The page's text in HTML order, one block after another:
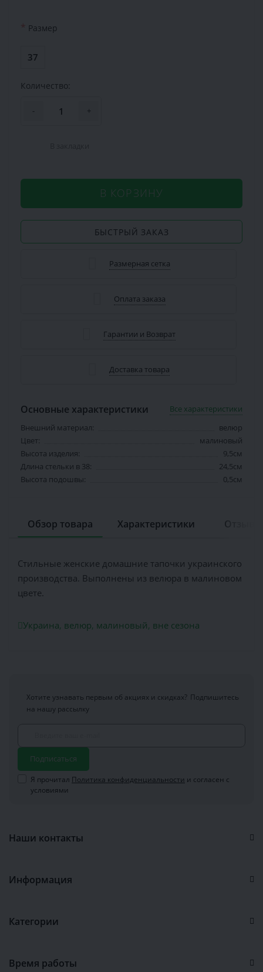
* Размер
37
Количество:
- +
В КОРЗИНУ
БЫСТРЫЙ ЗАКАЗ
Размерная сетка
Оплата заказа
Гарантии и Возврат
Доставка товара
Основные характеристики
Все характеристики
Внешний материал:
велюр
Цвет:
малиновый
Высота изделия:
9,5см
Длина стельки в 38:
24,5см
Высота подошвы:
0,5см
Обзор товара Характеристики
Стильные женские домашние тапочки украинского
производства. Выполнены из велюра в малиновом
цвете.
Украина, велюр, малиновый, вне сезона
Хотите узнавать первым об акциях и скидках? Подпишитесь
на нашу рассылку
Подписаться
Я прочитал Политика конфиденциальности и согласен с
условиями
Наши контакты
Информация
Категории
Время работы